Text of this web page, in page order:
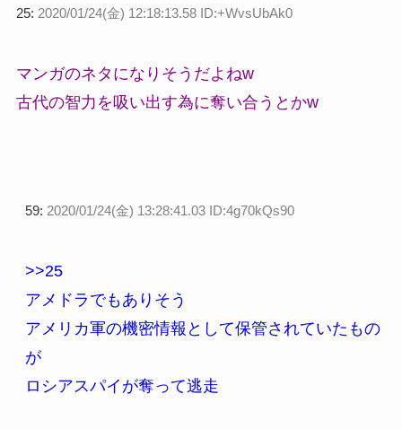
25: 2020/01/24(金) 12:18:13.58 ID:+WvsUbAk0
マンガのネタになりそうだよねw
古代の智力を吸い出す為に奪い合うとかw
59: 2020/01/24(金) 13:28:41.03 ID:4g70kQs90
>>25
アメドラでもありそう
アメリカ軍の機密情報として保管されていたもの
が
ロシアスパイが奪って逃走